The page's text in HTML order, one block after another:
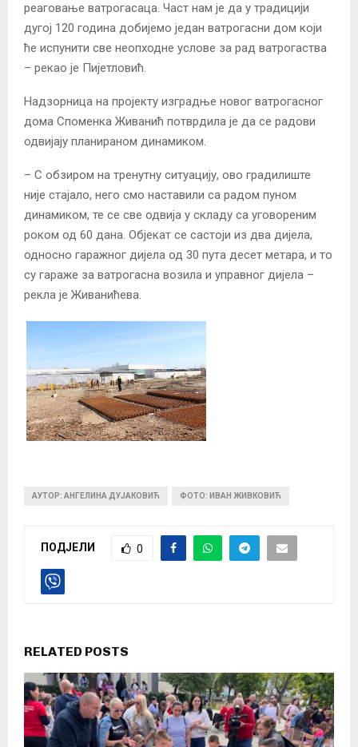
реаговање ватрогасаца. Част нам је да у традицији
дугој 120 година добијемо један ватрогасни дом који
ће испунити све неопходне услове за рад ватрогаства
– рекао је Пијетловић.
Надзорница на пројекту изградње новог ватрогасног
дома Споменка Живанић потврдила је да се радови
одвијају планираном динамиком.
– С обзиром на тренутну ситуацију, ово градилиште
није стајало, него смо наставили са радом пуном
динамиком, те се све одвија у складу са уговореним
роком од 60 дана. Објекат се састоји из два дијела,
односно гаражног дијела од 30 пута десет метара, и то
су гараже за ватрогасна возила и управног дијела –
рекла је Живанићева.
АУТОР: АНГЕЛИНА ДУЈАКОВИЋ ФОТО: ИВАН ЖИВКОВИЋ
ПОДЈЕЛИ 0
RELATED POSTS